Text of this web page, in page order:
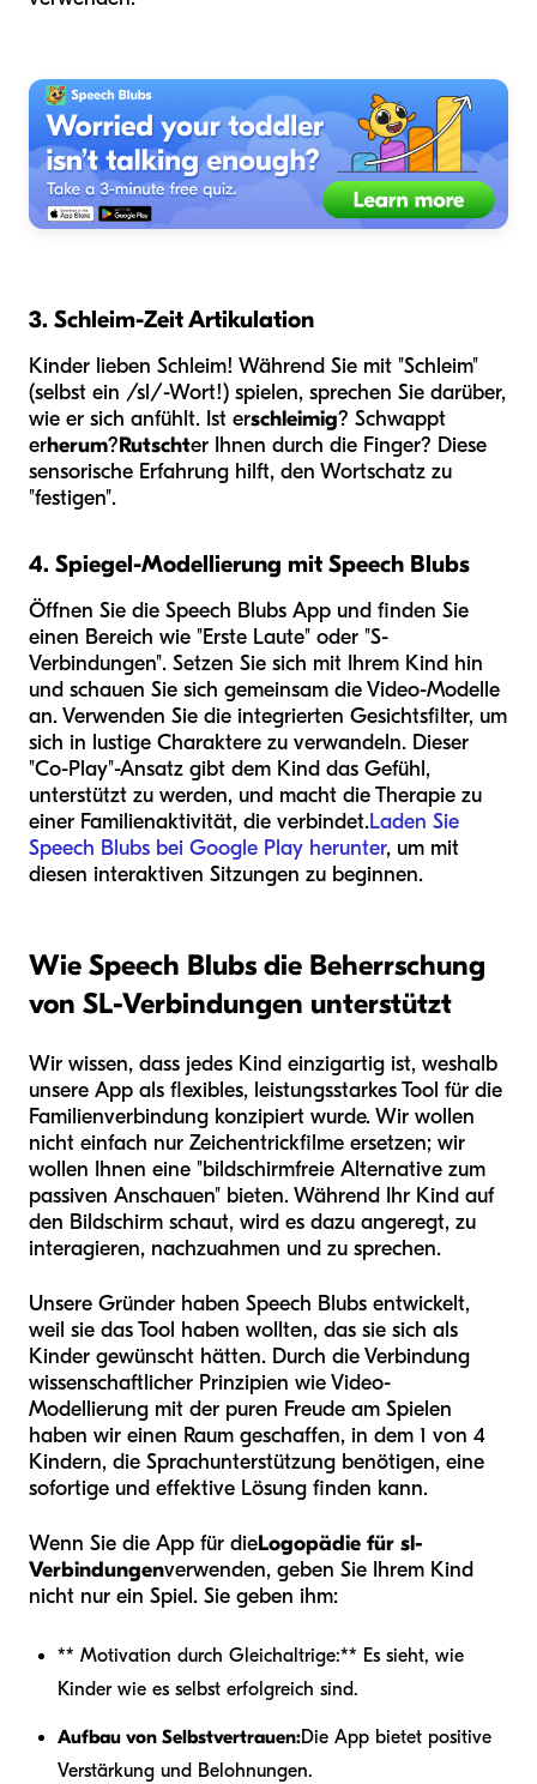
3. Schleim-Zeit Artikulation
Kinder lieben Schleim! Während Sie mit "Schleim"
(selbst ein /sl/-Wort!) spielen, sprechen Sie darüber,
wie er sich anfühlt. Ist erschleimig? Schwappt
erherum?Rutschter Ihnen durch die Finger? Diese
sensorische Erfahrung hilft, den Wortschatz zu
"festigen".
4. Spiegel-Modellierung mit Speech Blubs
Öffnen Sie die Speech Blubs App und finden Sie
einen Bereich wie "Erste Laute" oder "S-
Verbindungen". Setzen Sie sich mit Ihrem Kind hin
und schauen Sie sich gemeinsam die Video-Modelle
an. Verwenden Sie die integrierten Gesichtsfilter, um
sich in lustige Charaktere zu verwandeln. Dieser
"Co-Play"-Ansatz gibt dem Kind das Gefühl,
unterstützt zu werden, und macht die Therapie zu
einer Familienaktivität, die verbindet.Laden Sie
Speech Blubs bei Google Play herunter, um mit
diesen interaktiven Sitzungen zu beginnen.
Wie Speech Blubs die Beherrschung
von SL-Verbindungen unterstützt
Wir wissen, dass jedes Kind einzigartig ist, weshalb
unsere App als flexibles, leistungsstarkes Tool für die
Familienverbindung konzipiert wurde. Wir wollen
nicht einfach nur Zeichentrickfilme ersetzen; wir
wollen Ihnen eine "bildschirmfreie Alternative zum
passiven Anschauen" bieten. Während Ihr Kind auf
den Bildschirm schaut, wird es dazu angeregt, zu
interagieren, nachzuahmen und zu sprechen.
Unsere Gründer haben Speech Blubs entwickelt,
weil sie das Tool haben wollten, das sie sich als
Kinder gewünscht hätten. Durch die Verbindung
wissenschaftlicher Prinzipien wie Video-
Modellierung mit der puren Freude am Spielen
haben wir einen Raum geschaffen, in dem 1 von 4
Kindern, die Sprachunterstützung benötigen, eine
sofortige und effektive Lösung finden kann.
Wenn Sie die App für dieLogopädie für sl-
Verbindungenverwenden, geben Sie Ihrem Kind
nicht nur ein Spiel. Sie geben ihm:
** Motivation durch Gleichaltrige:** Es sieht, wie
Kinder wie es selbst erfolgreich sind.
Aufbau von Selbstvertrauen:Die App bietet positive
Verstärkung und Belohnungen.